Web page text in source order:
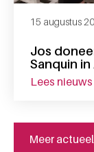
Jos
Sanquin
15 augustus
lees nieuws
Meer actueel